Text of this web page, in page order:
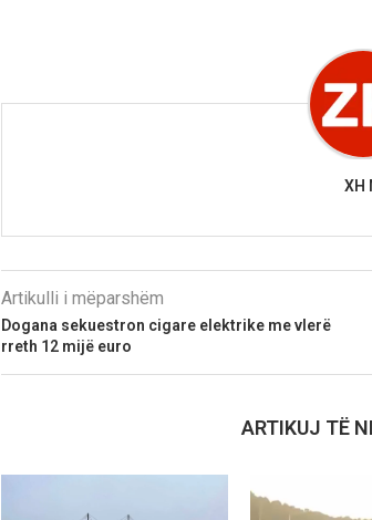
XH
Artikulli i mëparshëm
Dogana sekuestron cigare elektrike me vlerë
rreth 12 mijë euro
ARTIKUJ TË